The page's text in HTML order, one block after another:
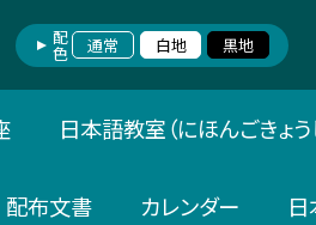
配色 通常 白地 黒地
日本語教室（にほんごきょう
配布文書 カレンダー 日